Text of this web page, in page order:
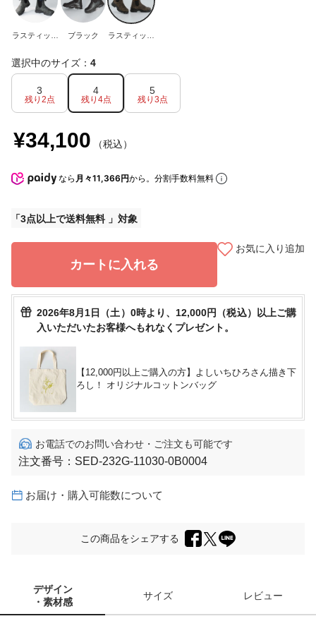
ラスティック
ブラック
ラスティック
選択中のサイズ： 4
3
残り2点
4
残り4点
5
残り3点
¥34,100 （税込）
なら 月々11,366円から。分割手数料無料
3点以上で送料無料
カートに入れる
お気に入り追加
2026年8月1日（土）0時より、12,000円（税込）以上ご購
入いただいたお客様へもれなくプレゼント。
【12,000円以上ご購入の方】よしいちひろさん描き下
ろし！ オリジナルコットンバッグ
お電話でのお問い合わせ・ご注文も可能です
注文番号： SED-232G-11030-0B0004
お届け・購入可能数について
この商品をシェアする
デザイン
・素材感
サイズ レビュー